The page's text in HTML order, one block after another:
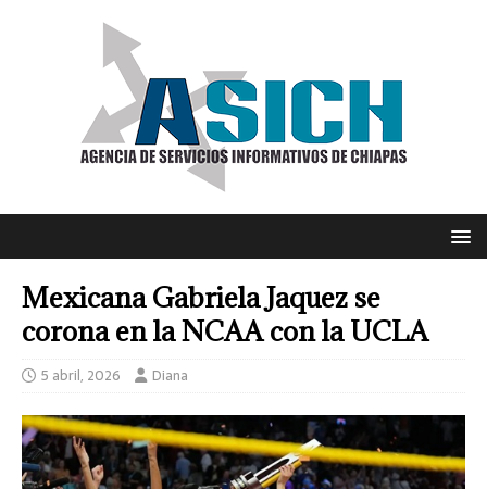
Mexicana Gabriela Jaquez se
corona en la NCAA con la UCLA
5 abril, 2026 Diana